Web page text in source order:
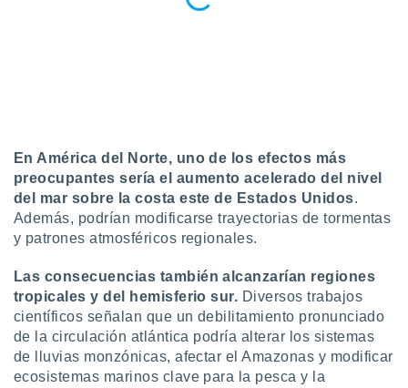
En América del Norte, uno de los efectos más
preocupantes sería el aumento acelerado del nivel
del mar sobre la costa este de Estados Unidos.
Además, podrían modificarse trayectorias de tormentas
y patrones atmosféricos regionales.
Las consecuencias también alcanzarían regiones
tropicales y del hemisferio sur. Diversos trabajos
científicos señalan que un debilitamiento pronunciado
de la circulación atlántica podría alterar los sistemas
de lluvias monzónicas, afectar el Amazonas y modificar
ecosistemas marinos clave para la pesca y la